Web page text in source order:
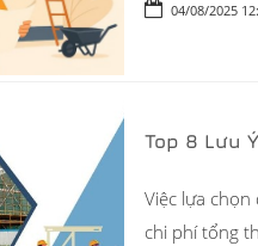
04/08/2025
Top 8 Lưu
Việc lựa
chi phí tổng